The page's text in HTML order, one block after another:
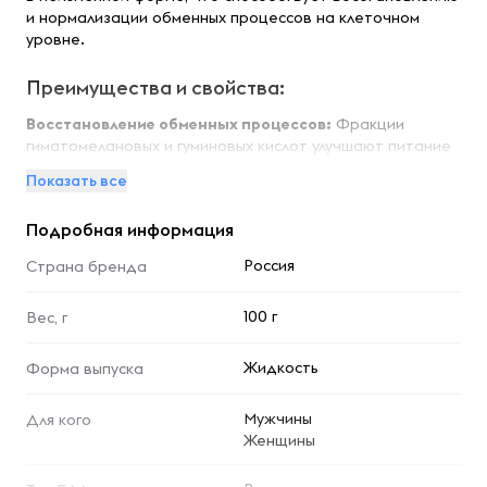
и нормализации обменных процессов на клеточном
уровне.
Преимущества и свойства:
Восстановление обменных процессов: Фракции
гиматомелановых и гуминовых кислот улучшают питание
процессов.
продукты распада, улучшая внутреннее состояние
Поддержка физиологических процессов:
процессы и стимулирует транспортировку необходимых
Укрепление здоровья:
Способствует укреплению
Особенности:
Показать все
Подробная информация
Страна бренда Россия
Вес, г 100 г
Форма выпуска Жидкость
Для кого
Мужчины
Женщины